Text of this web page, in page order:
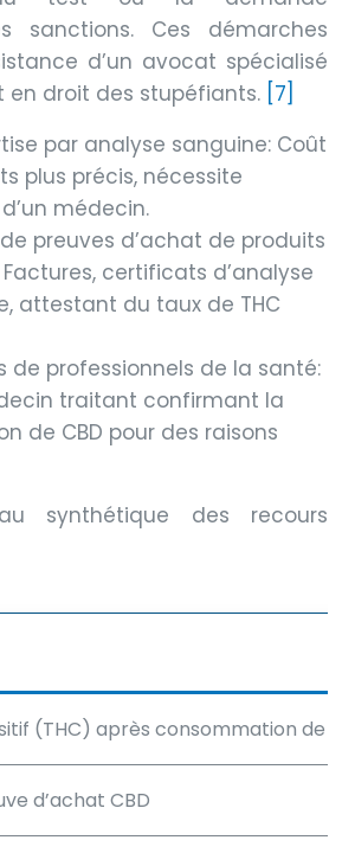
sanctions. Ces démarches
d’un avocat spécialisé
en droit des stupéfiants. [7]
par analyse sanguine: Coût
plus précis, nécessite
médecin.
preuves d’achat de produits
Factures, certificats d’analyse
attestant du taux de THC
de professionnels de la santé:
traitant confirmant la
de CBD pour des raisons
synthétique des recours
(THC) après consommation de
d’achat CBD